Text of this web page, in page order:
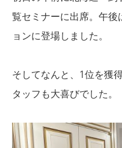
覧セミナーに出席。 午後
ョンに登場しました。
そしてなんと、1位を獲
タッフも大喜びでした。